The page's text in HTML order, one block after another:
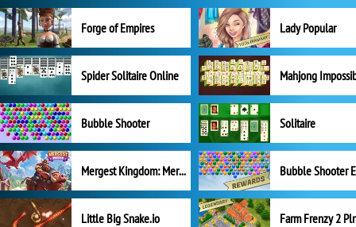
Forge of Empires Lady Popular
Spider Solitaire Online Mahjong
Bubble Shooter Solitaire
Mergest Kingdom: Merge Puzzle
Little Big Snake.io